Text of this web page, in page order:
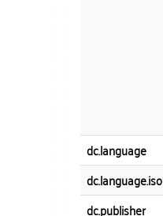
dc.language
dc.language.iso
dc.publisher